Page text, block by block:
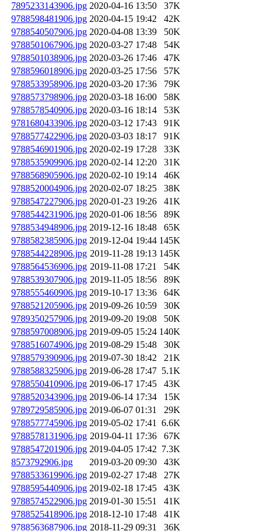
7895233143906.jpg 2020-04-16 13:50
37K
9788598481906.jpg 2020-04-15 19:42
42K
9788540507906.jpg 2020-04-08 13:39
50K
9788501067906.jpg 2020-03-27 17:48
54K
9788501038906.jpg 2020-03-26 17:46
47K
9788596018906.jpg 2020-03-25 17:56
57K
9788533958906.jpg 2020-03-20 17:36
79K
9788573798906.jpg 2020-03-18 16:00
58K
9788578540906.jpg 2020-03-16 18:14
53K
9781680433906.jpg 2020-03-12 17:43
91K
9788577422906.jpg 2020-03-03 18:17
91K
9788546901906.jpg 2020-02-19 17:28
33K
9788535909906.jpg 2020-02-14 12:20
31K
9788568905906.jpg 2020-02-10 19:14
46K
9788520004906.jpg 2020-02-07 18:25
38K
9788547227906.jpg 2020-01-23 19:26
41K
9788544231906.jpg 2020-01-06 18:56
89K
9788534948906.jpg 2019-12-16 18:48
65K
9788582385906.jpg 2019-12-04 19:44 145K
9788544228906.jpg 2019-11-28 19:13 145K
9788564536906.jpg 2019-11-08 17:21
54K
9788539307906.jpg 2019-11-05 18:56
89K
9788555460906.jpg 2019-10-17 13:36
64K
9788521205906.jpg 2019-09-26 10:59
30K
9789350257906.jpg 2019-09-20 19:08
50K
9788597008906.jpg 2019-09-05 15:24 140K
9788516074906.jpg 2019-08-29 15:48
30K
9788579390906.jpg 2019-07-30 18:42
21K
9788588325906.jpg 2019-06-28 17:47 5.1K
9788550410906.jpg 2019-06-17 17:45
43K
9788520343906.jpg 2019-06-14 17:34
15K
9789729585906.jpg 2019-06-07 01:31
29K
9788577745906.jpg 2019-05-02 17:41 6.6K
9788578131906.jpg 2019-04-11 17:36
67K
9788547201906.jpg 2019-04-05 17:42 7.3K
8573792906.jpg
2019-03-20 09:30
43K
9788533619906.jpg 2019-02-27 17:48
27K
9788595440906.jpg 2019-02-18 17:45
43K
9788574522906.jpg 2019-01-30 15:51
41K
9788525418906.jpg 2018-12-10 17:48
41K
9788563687906.jpg 2018-11-29 09:31 36K